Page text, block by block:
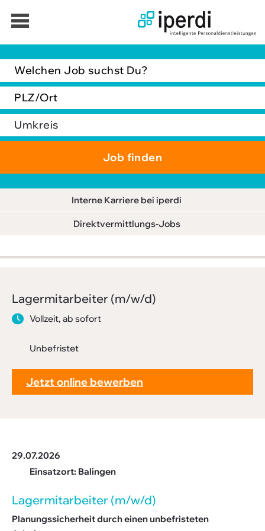
Interne Karriere bei iperdi
Direktvermittlungs-Jobs
Lager­mit­ar­beiter (m/w/d)
Vollzeit, ab sofort
Unbefristet
Jetzt online bewerben
29.07.2026
Einsatzort: Balingen
Lager­mit­ar­beiter (m/w/d)
Planungssicherheit durch einen unbefristeten
Jobbörse
Bewerber
Unternehmen
Über iperdi
FAQ
Sitemap
Datenschutz